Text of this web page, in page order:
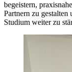
begeistern,
Partnern zu
Studium weiter zu